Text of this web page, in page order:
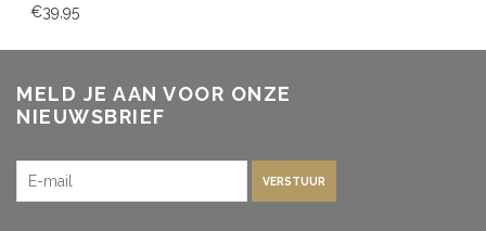
€39,95
MELD JE AAN VOOR ONZE
NIEUWSBRIEF
VERSTUUR